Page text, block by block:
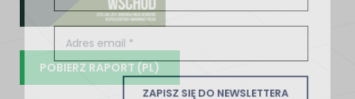
POBIERZ RAPORT (PL)